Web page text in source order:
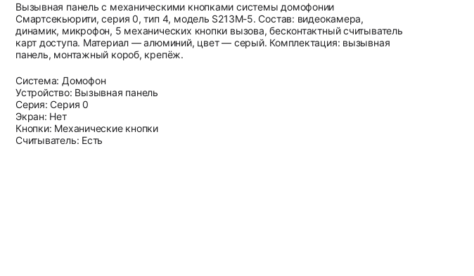
Вызывная панель с механическими кнопками системы домофонии
Смартсекьюрити, серия 0, тип 4, модель S213M-5. Состав: видеокаме ра,
динамик, микрофон, 5 механических кнопки вызова, бесконтактный считыватель
карт доступа. Материал — алюминий, цвет — серый. Комплектация: вызывная
панель, монтажный короб, крепёж.
Система: Домофон
Устройство: Вызывная панель
Серия: Серия 0
Экран: Нет
Кнопки: Механические кнопки
Считыватель: Есть